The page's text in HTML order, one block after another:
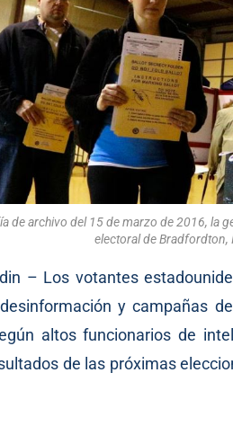
de archivo del 15 de marzo de 2016, la
electoral de Bradfordton,
– Los votantes
y campañas
altos funcionarios de
de las próximas